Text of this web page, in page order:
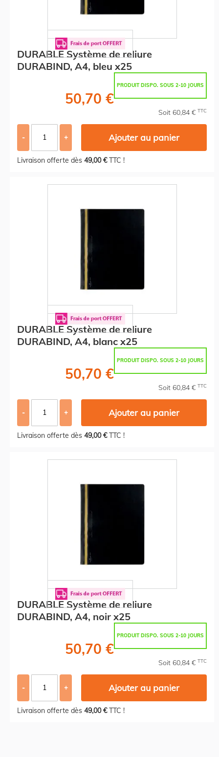
DURABLE Système de reliure
DURABIND, A4, bleu x25
PRODUIT DISPO. SOUS 2-10 JOURS
50,70 €
Soit 60,84 € TTC
- + Ajouter au panier
Livraison offerte dès 49,00 €TTC !
DURABLE Système de reliure
DURABIND, A4, blanc x25
PRODUIT DISPO. SOUS 2-10 JOURS
50,70 €
Soit 60,84 € TTC
- + Ajouter au panier
Livraison offerte dès 49,00 €TTC !
DURABLE Système de reliure
DURABIND, A4, noir x25
PRODUIT DISPO. SOUS 2-10 JOURS
50,70 €
Soit 60,84 € TTC
- + Ajouter au panier
Livraison offerte dès 49,00 €TTC !